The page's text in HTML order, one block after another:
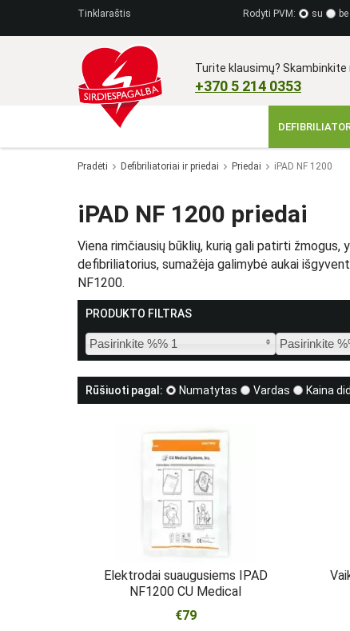
Tinklaraštis Rodyti PVM: su be
Turite klausimų? Skambinkite
+370 5 214 0353​
Pradėti Defibriliatoriai ir priedai Priedai iPAD NF 1200
iPAD NF 1200 priedai
Viena rimčiausių būklių, kurią gali patirti žmogus,
defibriliatorius, sumažėja galimybė aukai
NF1200.
PRODUKTO FILTRAS
Pasirinkite %% 1 Pasirinkite
Rūšiuoti pagal: Numatytas Vardas Kaina
Elektrodai suaugusiems IPAD
NF1200 CU Medical
€79